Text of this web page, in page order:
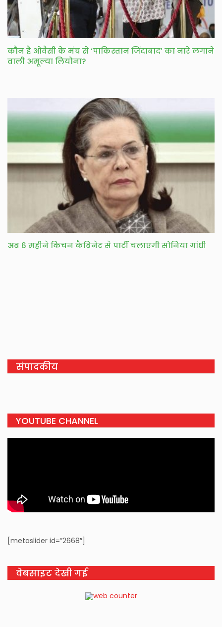
कौन है ओवैसी के मंच से ‘पाकिस्तान जिंदाबाद’ का नारे लगाने
वाली अमूल्या लियोना?
अब 6 महीने किचन कैबिनेट से पार्टी चलाएगी सोनिया गांधी
संपादकीय
YOUTUBE CHANNEL
[metaslider id=”2668″]
वेबसाइट देखी गई